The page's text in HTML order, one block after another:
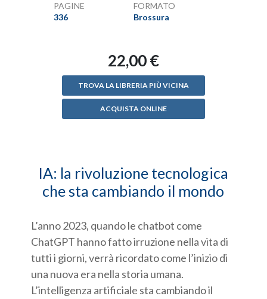
PAGINE
336
FORMATO
Brossura
22,00 €
TROVA LA LIBRERIA PIÙ VICINA
ACQUISTA ONLINE
IA: la rivoluzione tecnologica
che sta cambiando il mondo
L’anno 2023, quando le chatbot come
ChatGPT hanno fatto irruzione nella vita di
tutti i giorni, verrà ricordato come l’inizio di
una nuova era nella storia umana.
L’intelligenza artificiale sta cambiando il